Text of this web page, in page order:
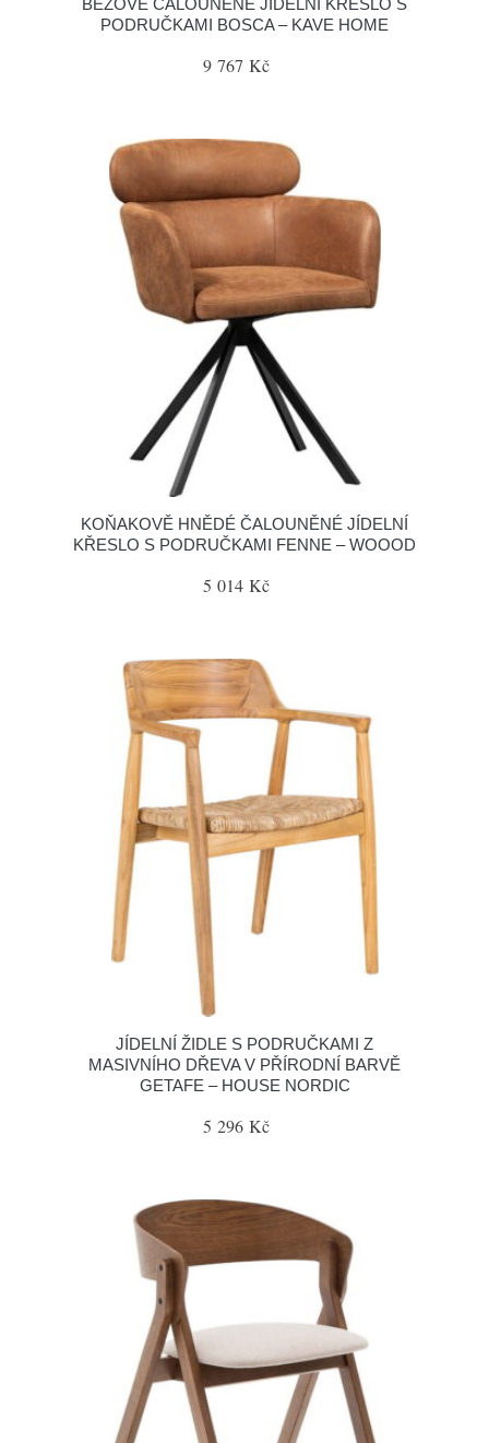
BÉŽOVÉ ČALOUNĚNÉ JÍDELNÍ KŘESLO S
PODRUČKAMI BOSCA – KAVE HOME
9 767 Kč
KOŇAKOVĚ HNĚDÉ ČALOUNĚNÉ JÍDELNÍ
KŘESLO S PODRUČKAMI FENNE – WOOOD
5 014 Kč
JÍDELNÍ ŽIDLE S PODRUČKAMI Z
MASIVNÍHO DŘEVA V PŘÍRODNÍ BARVĚ
GETAFE – HOUSE NORDIC
5 296 Kč